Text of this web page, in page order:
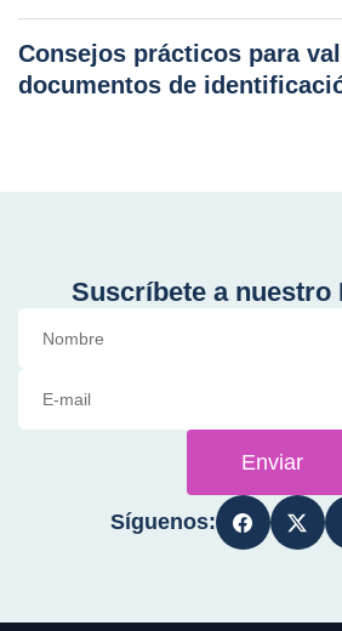
Consejos prácticos para
documentos de
Suscríbete a nuestro
Enviar
Síguenos: